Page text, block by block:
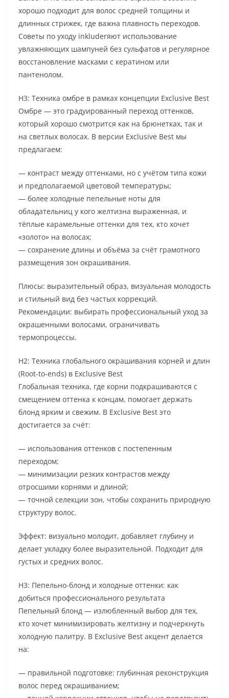
хорошо подходит для волос средней толщины и
длинных стрижек, где важна плавность переходов.
Советы по уходу inkluderяют использование
увлажняющих шампуней без сульфатов и регулярное
восстановление масками с кератином или
пантенолом.
H3: Техника омбре в рамках концепции Exclusive Best
Омбре — это градуированный переход оттенков,
который хорошо смотрится как на брюнетках, так и
на светлых волосах. В версии Exclusive Best мы
предлагаем:
— контраст между оттенками, но с учётом типа кожи
и предполагаемой цветовой температуры;
— более холодные пепельные ноты для
обладательниц у кого желтизна выраженная, и
тёплые карамельные оттенки для тех, кто хочет
«золото» на волосах;
— сохранение длины и объёма за счёт грамотного
размещения зон окрашивания.
Плюсы: выразительный образ, визуальная молодость
и стильный вид без частых коррекций.
Рекомендации: выбирать профессиональный уход за
окрашенными волосами, ограничивать
термопроцессы.
H2: Техника глобального окрашивания корней и длин
(Root-to-ends) в Exclusive Best
Глобальная техника, где корни подкрашиваются с
смещением оттенка к концам, помогает держать
блонд ярким и свежим. В Exclusive Best это
достигается за счёт:
— использования оттенков с постепенным
переходом;
— минимизации резких контрастов между
отросшими корнями и длиной;
— точной селекции зон, чтобы сохранить природную
структуру волос.
Эффект: визуально молодит, добавляет глубину и
делает укладку более выразительной. Подходит для
густых и средних волос.
H3: Пепельно-блонд и холодные оттенки: как
добиться профессионального результата
Пепельный блонд — излюбленный выбор для тех,
кто хочет минимизировать желтизну и подчеркнуть
холодную палитру. В Exclusive Best акцент делается
на:
— правильной подготовке: глубинная реконструкция
волос перед окрашиванием;